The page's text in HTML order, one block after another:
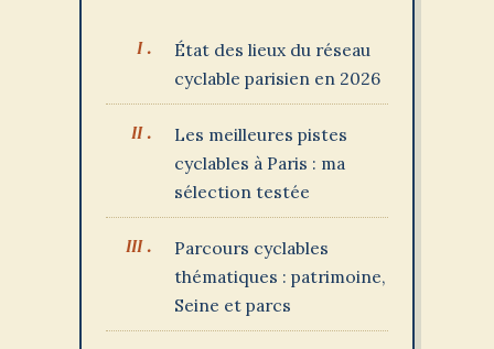
État des lieux du réseau
cyclable parisien en 2026
Les meilleures pistes
cyclables à Paris : ma
sélection testée
Parcours cyclables
thématiques : patrimoine,
Seine et parcs